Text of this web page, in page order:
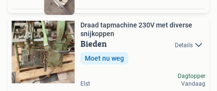
Draad tapmachine 230V met diverse
snijkoppen
Bieden Details
Moet nu weg
Elst
Dagtopper
Vandaag